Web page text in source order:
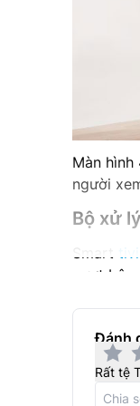
Màn
người
Bộ xử
vượt
4K với
Đánh
Rất tệ